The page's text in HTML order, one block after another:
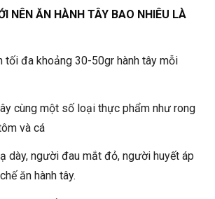
NÊN ĂN HÀNH TÂY BAO NHIÊU LÀ
tối đa khoảng 30-50gr hành tây mỗi
cùng một số loại thực phẩm như rong
và cá
dày, người đau mắt đỏ, người huyết áp
ăn hành tây.